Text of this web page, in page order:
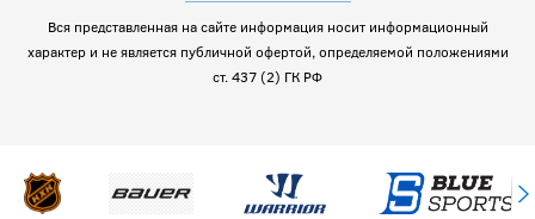
Вся представленная на сайте информация носит информационный
характер и не является публичной офертой, определяемой положениями
ст. 437 (2) ГК РФ